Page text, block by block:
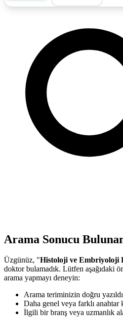
Arama Sonucu
Üzgünüz, "Histoloji ve Embriyoloji
doktor bulamadık. Lütfen aşağıdaki
arama yapmayı deneyin:
Arama teriminizin doğru
Daha genel veya farklı anahtar
İlgili bir branş veya uzmanlık